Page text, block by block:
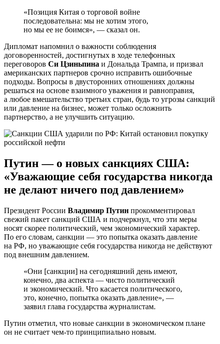
«Позиция Китая о торговой войне
последовательна: мы не хотим этого,
но мы ее не боимся», — сказал он.
Дипломат напомнил о важности соблюдения
договоренностей, достигнутых в ходе телефонных
переговоров Си Цзиньпина и Дональда Трампа, и призвал
американских партнеров срочно исправить ошибочные
подходы. Вопросы в двусторонних отношениях должны
решаться на основе взаимного уважения и равноправия,
а любое вмешательство третьих стран, будь то угрозы санкций
или давление на бизнес, может только осложнить
партнерство, а не улучшить ситуацию.
Путин — о новых санкциях США:
«Уважающие себя государства никогда
не делают ничего под давлением»
Президент России Владимир Путин прокомментировал
свежий пакет санкций США и подчеркнул, что эти меры
носят скорее политический, чем экономический характер.
По его словам, санкции — это попытка оказать давление
на РФ, но уважающие себя государства никогда не действуют
под внешним давлением.
«Они [санкции] на сегодняшний день имеют,
конечно, два аспекта — чисто политический
и экономический. Что касается политического,
это, конечно, попытка оказать давление», —
заявил глава государства журналистам.
Путин отметил, что новые санкции в экономическом плане
он не считает чем-то принципиально новым.